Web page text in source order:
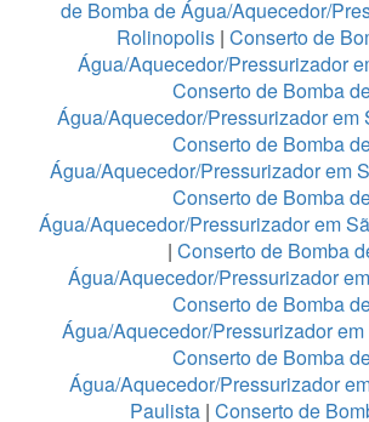
de Bomba de Água/Aquecedor/
Rolinopolis| Conserto de
Água/Aquecedor/Pressurizador
Conserto de Bomba
Água/Aquecedor/Pressurizador em
Conserto de Bomba
Água/Aquecedor/Pressurizador em
Conserto de Bomba
Água/Aquecedor/Pressurizador em
| Conserto de Bomba
Água/Aquecedor/Pressurizador
Conserto de Bomba
Água/Aquecedor/Pressurizador
Conserto de Bomba
Água/Aquecedor/Pressurizador
Paulista | Conserto de